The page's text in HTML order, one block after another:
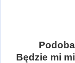
Będzie mi